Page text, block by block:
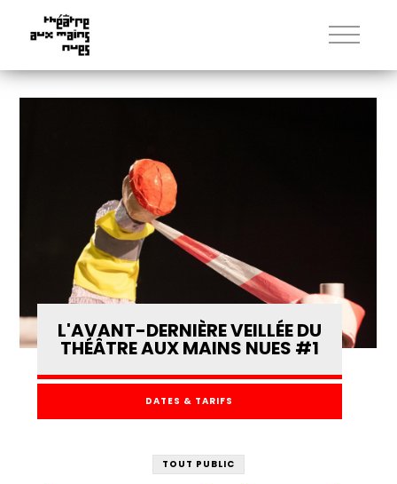
L'AVANT-DERNIÈRE VEILLÉE DU
THÉÂTRE AUX MAINS NUES #1
DATES & TARIFS
TOUT PUBLIC